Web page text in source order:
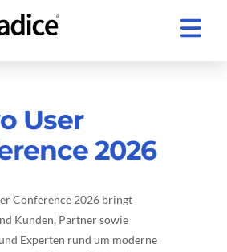
User
2026
Conference 2026 bringt
Kunden, Partner sowie
Experten rund um moderne